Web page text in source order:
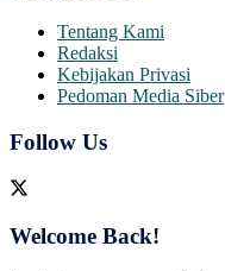
Tentang Kami
Redaksi
Kebijakan Privasi
Pedoman Media Siber
Follow Us
Welcome Back!